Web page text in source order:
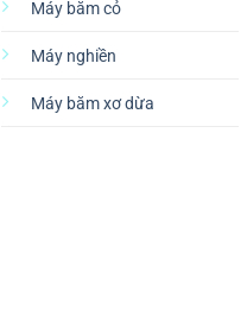
Máy băm cỏ
Máy nghiền
Máy băm xơ dừa